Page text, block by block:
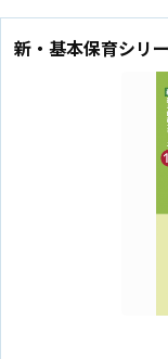
新・基本保育シ